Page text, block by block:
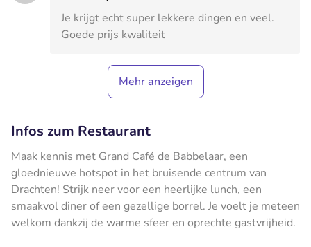
Je krijgt echt super lekkere dingen en veel.
Goede prijs kwaliteit
Mehr anzeigen
Infos zum Restaurant
Maak kennis met Grand Café de Babbelaar, een
gloednieuwe hotspot in het bruisende centrum van
Drachten! Strijk neer voor een heerlijke lunch, een
smaakvol diner of een gezellige borrel. Je voelt je meteen
welkom dankzij de warme sfeer en oprechte gastvrijheid.